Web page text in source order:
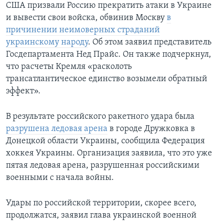
США призвали Россию прекратить атаки в Украине
и вывести свои войска, обвинив Москву в
причинении неимоверных страданий
украинскому народу. Об этом заявил представитель
Госдепартамента Нед Прайс. Он также подчеркнул,
что расчеты Кремля «расколоть
трансатлантическое единство возымели обратный
эффект».
В результате российского ракетного удара была
разрушена ледовая арена в городе Дружковка в
Донецкой области Украины, сообщила Федерация
хоккея Украины. Организация заявила, что это уже
пятая ледовая арена, разрушенная российскими
военными с начала войны.
Удары по российской территории, скорее всего,
продолжатся, заявил глава украинской военной